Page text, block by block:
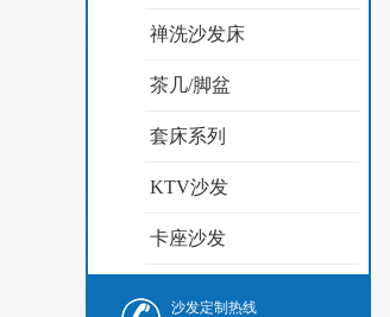
禅洗沙发床
茶几/脚盆
套床系列
KTV沙发
卡座沙发
沙发定制热线